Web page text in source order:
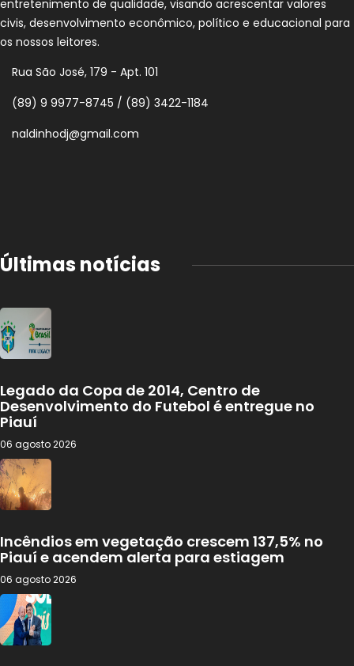
entretenimento de qualidade, visando acrescentar valores
civis, desenvolvimento econômico, político e educacional para
os nossos leitores.
Rua São José, 179 - Apt. 101
(89) 9 9977-8745 / (89) 3422-1184
naldinhodj@gmail.com
Últimas notícias
Legado da Copa de 2014, Centro de
Desenvolvimento do Futebol é entregue no
Piauí
06 agosto 2026
Incêndios em vegetação crescem 137,5% no
Piauí e acendem alerta para estiagem
06 agosto 2026